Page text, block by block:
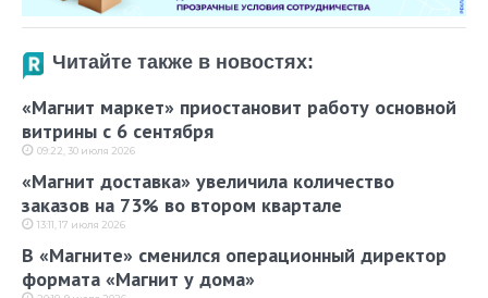
Читайте также в новостях:
«Магнит маркет» приостановит работу основной
витрины с 6 сентября
09:22, 30 июля 2026
«Магнит доставка» увеличила количество
заказов на 73% во втором квартале
13:11, 17 июля 2026
В «Магните» сменился операционный директор
формата «Магнит у дома»